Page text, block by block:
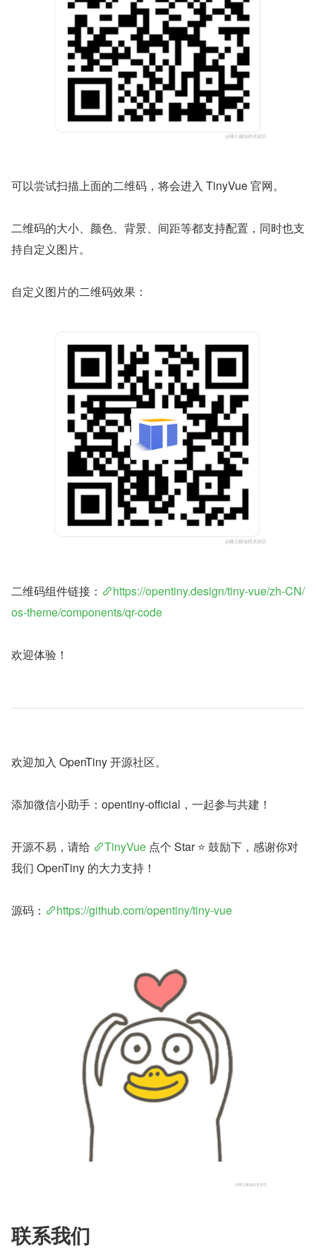
可以尝试扫描上面的二维码，将会进入 TinyVue 官网。
二维码的大小、颜色、背景、间距等都支持配置，同时也支
持自定义图片。
自定义图片的二维码效果：
二维码组件链接：
https://opentiny.design/tiny-vue/zh-CN/
os-theme/components/qr-code
欢迎体验！
欢迎加入 OpenTiny 开源社区。
添加微信小助手：opentiny-official，一起参与共建！
开源不易，请给 TinyVue 点个 Star ⭐ 鼓励下，感谢你对
我们 OpenTiny 的大力支持！
源码： https://github.com/opentiny/tiny-vue
联系我们